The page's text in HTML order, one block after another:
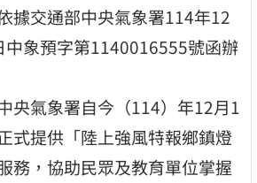
據交通部中央氣象署114年12
中象預字第1140016555號函辦
央氣象署自今（114）年12月1
式提供「陸上強風特報鄉鎮燈
務，協助民眾及教育單位掌握